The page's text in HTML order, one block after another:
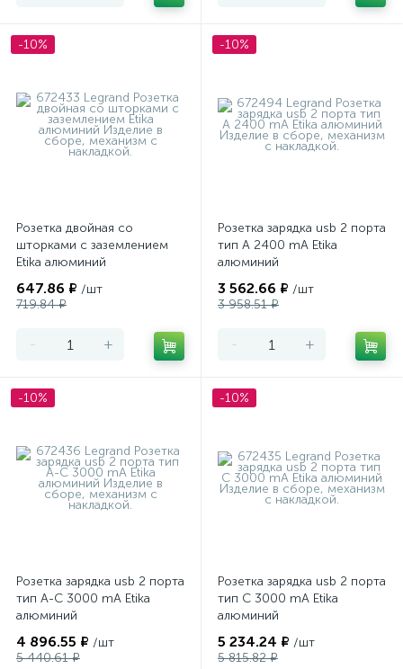
-10%
Розетка двойная со
шторками с заземлением
Etika алюминий
647.86 ₽ /шт
719.84 ₽
- +
-10%
Розетка зарядка usb 2 порта
тип А 2400 mA Etika
алюминий
3 562.66 ₽ /шт
3 958.51 ₽
- +
-10%
Розетка зарядка usb 2 порта
тип А-С 3000 mA Etika
алюминий
4 896.55 ₽ /шт
5 440.61 ₽
-10%
Розетка зарядка usb 2 порта
тип С 3000 mA Etika
алюминий
5 234.24 ₽ /шт
5 815.82 ₽